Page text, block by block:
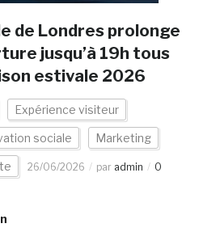
de Londres prolonge
jusqu’à 19h tous
estivale 2026
Expérience visiteur
sociale Marketing
26/06/2026 par admin
0